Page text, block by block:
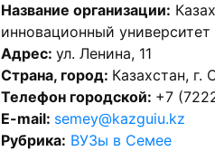
Название организации:
инновационный университет
Адрес: ул. Ленина, 11
Страна, город: Казахстан, г.
Телефон городской: +7
E-mail: semey@kazguiu.kz
Рубрика: ВУЗы в Семее